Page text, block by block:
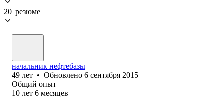
20 резюме
начальник нефтебазы
49 лет • Обновлено 6 сентября 2015
Общий опыт
10 лет 6 месяцев